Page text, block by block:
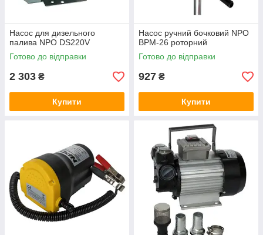
Насос для дизельного
палива NPO DS220V
Готово до відправки
2 303 ₴
Купити
Насос ручний бочковий NPO
BPM-26 роторний
Готово до відправки
927 ₴
Купити